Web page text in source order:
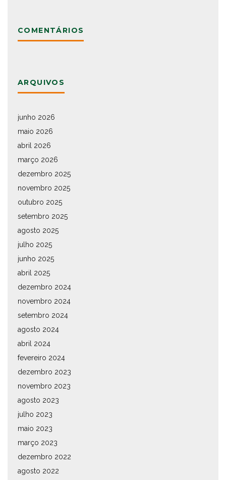
COMENTÁRIOS
ARQUIVOS
junho 2026
maio 2026
abril 2026
março 2026
dezembro 2025
novembro 2025
outubro 2025
setembro 2025
agosto 2025
julho 2025
junho 2025
abril 2025
dezembro 2024
novembro 2024
setembro 2024
agosto 2024
abril 2024
fevereiro 2024
dezembro 2023
novembro 2023
agosto 2023
julho 2023
maio 2023
março 2023
dezembro 2022
agosto 2022